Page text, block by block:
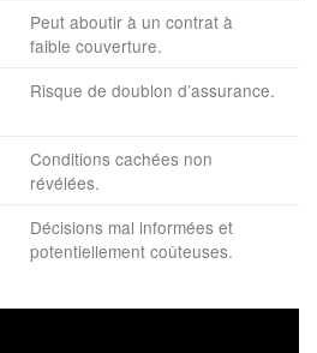
Peut aboutir à un contrat à
faible couverture.
Risque de doublon d’assurance.
Conditions cachées non
révélées.
Décisions mal informées et
potentiellement coûteuses.